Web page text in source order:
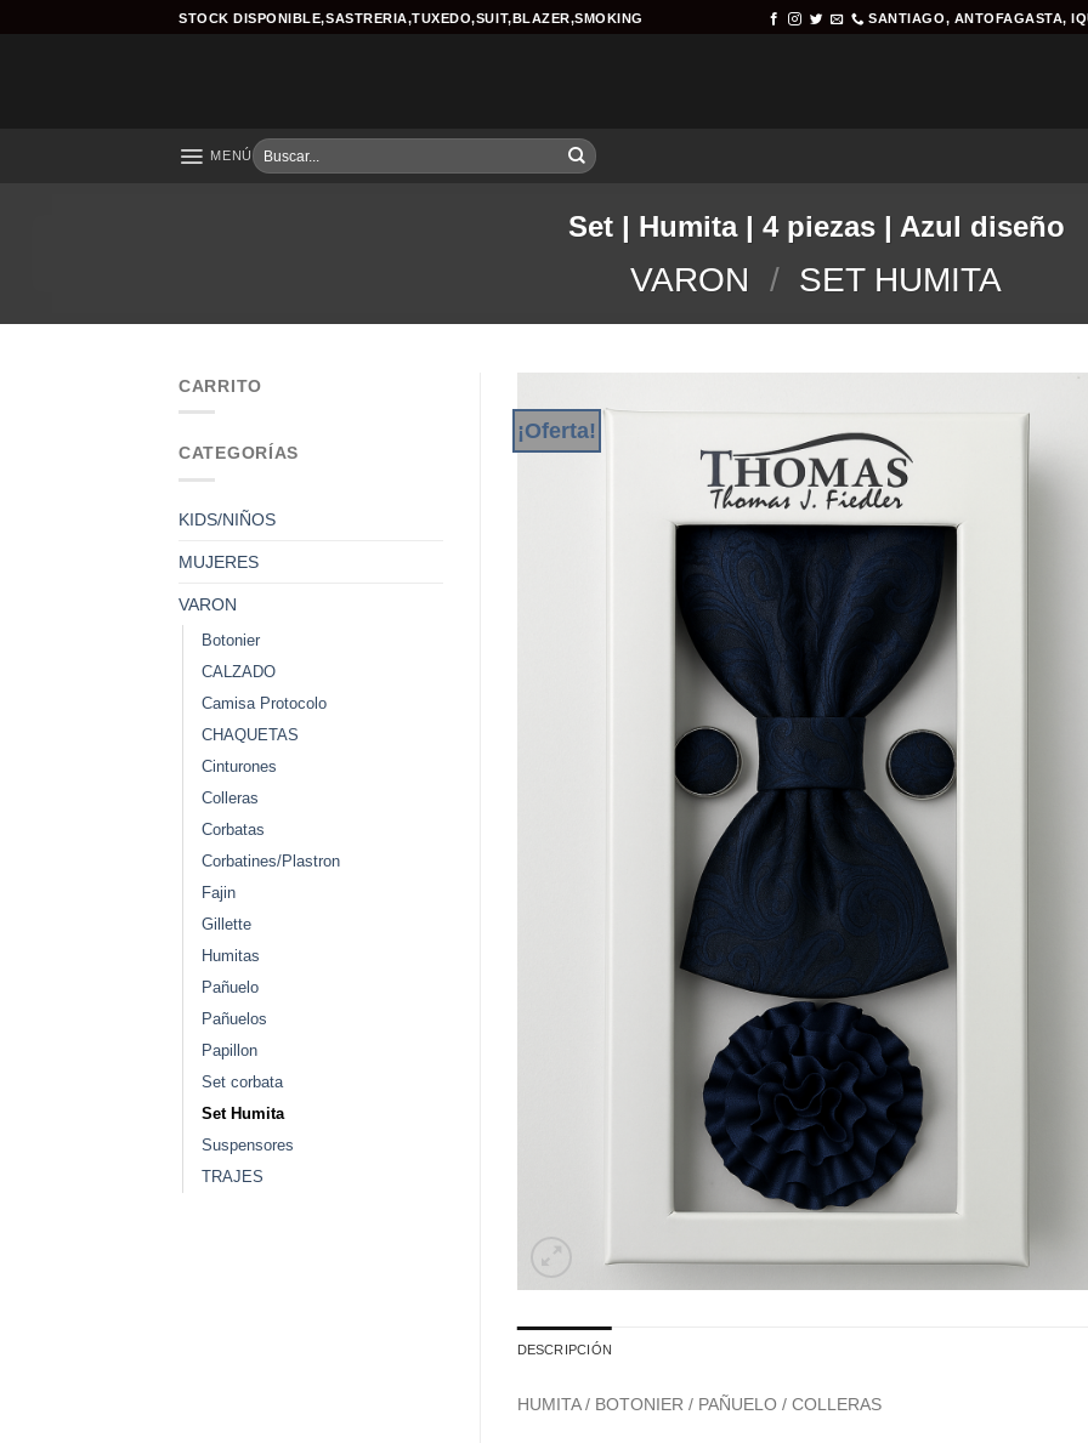
STOCK DISPONIBLE,SASTRERIA,TUXEDO,SUIT,BLAZER,SMOKING SANTIAGO, ANTOFAGASTA,
MENÚ
Buscar
por:
Set | Humita | 4 piezas | Azul diseño
VARON / SET HUMITA
CARRITO
CATEGORÍAS
KIDS/NIÑOS
MUJERES
VARON
Botonier
CALZADO
Camisa Protocolo
CHAQUETAS
Cinturones
Colleras
Corbatas
Corbatines/Plastron
Fajin
Gillette
Humitas
Pañuelo
Pañuelos
Papillon
Set corbata
Set Humita
Suspensores
TRAJES
¡Oferta!
DESCRIPCIÓN
HUMITA / BOTONIER / PAÑUELO / COLLERAS